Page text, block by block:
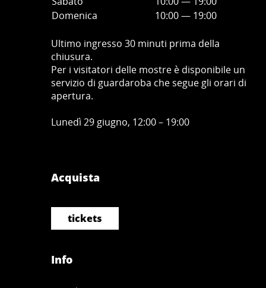
Domenica
10:00— 19:00
Ultimo ingresso 30 minuti prima della
chiusura.
Per i visitatori delle mostre è disponibile un
servizio di guardaroba che segue gli orari di
apertura.
Lunedì 29 giugno, 12:00 – 19:00
Acquista
tickets
Info